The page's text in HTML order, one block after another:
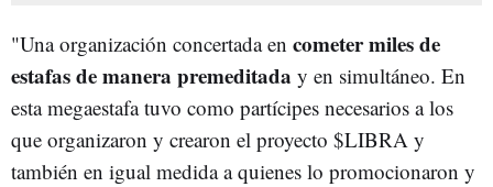
"Una organización concertada en cometer miles de
estafas de manera premeditada y en simultáneo. En
esta megaestafa tuvo como partícipes necesarios a los
que organizaron y crearon el proyecto $LIBRA y
también en igual medida a quienes lo promocionaron y